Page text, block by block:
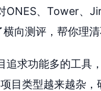
ONES、Tower、
向测评，帮你理清
求功能多的工具
目类型越来越杂